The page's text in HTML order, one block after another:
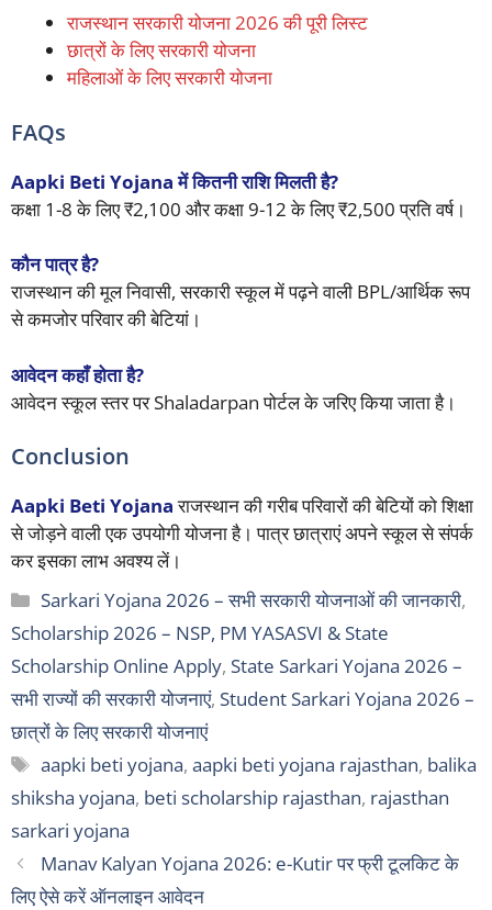
राजस्थान सरकारी योजना 2026 की पूरी लिस्ट
छात्रों के लिए सरकारी योजना
महिलाओं के लिए सरकारी योजना
FAQs
Aapki Beti Yojana में कितनी राशि मिलती है?
कक्षा 1-8 के लिए ₹2,100 और कक्षा 9-12 के लिए ₹2,500 प्रति वर्ष।
कौन पात्र है?
राजस्थान की मूल निवासी, सरकारी स्कूल में पढ़ने वाली BPL/आर्थिक रूप
से कमजोर परिवार की बेटियां।
आवेदन कहाँ होता है?
आवेदन स्कूल स्तर पर Shaladarpan पोर्टल के जरिए किया जाता है।
Conclusion
Aapki Beti Yojanaराजस्थान की गरीब परिवारों की बेटियों को शिक्षा
से जोड़ने वाली एक उपयोगी योजना है। पात्र छात्राएं अपने स्कूल से संपर्क
कर इसका लाभ अवश्य लें।
Categories
Sarkari Yojana 2026 – सभी सरकारी योजनाओं की जानकारी,
Scholarship 2026 – NSP, PM YASASVI & State
Scholarship Online Apply, State Sarkari Yojana 2026 –
सभी राज्यों की सरकारी योजनाएं, Student Sarkari Yojana 2026 –
छात्रों के लिए सरकारी योजनाएं
Tags
aapki beti yojana,aapki beti yojana rajasthan, balika
shiksha yojana, beti scholarship rajasthan, rajasthan
sarkari yojana
Manav Kalyan Yojana 2026: e-Kutir पर फ्री टूलकिट के
लिए ऐसे करें ऑनलाइन आवेदन